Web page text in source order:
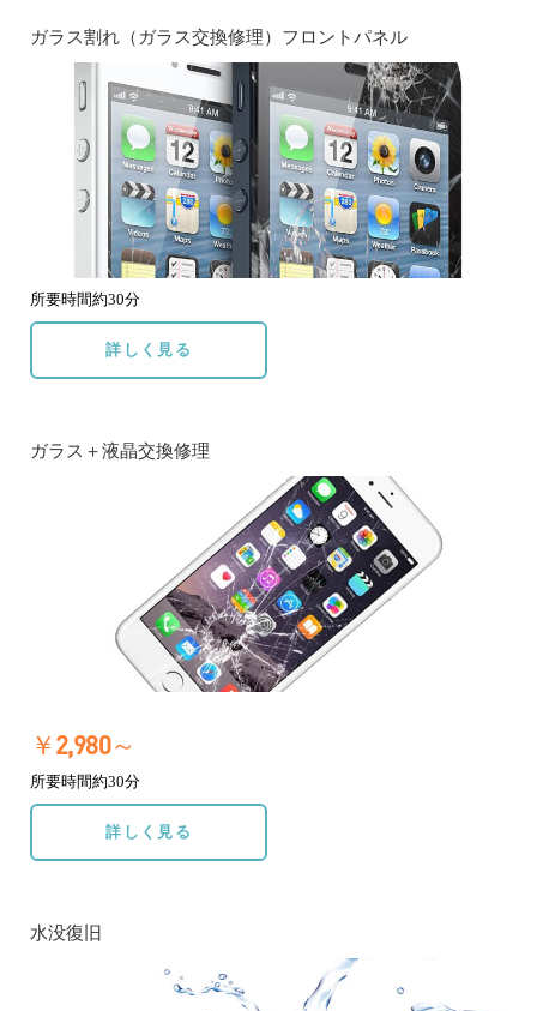
ガラス割れ（ガラス交換修理）フロントパネル
所要時間約30分
詳しく見る
ガラス＋液晶交換修理
￥2,980～
所要時間約30分
詳しく見る
水没復旧